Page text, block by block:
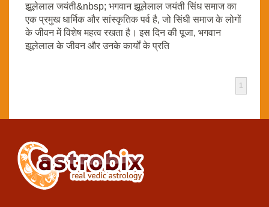
झूलेलाल जयंती&nbsp; भगवान झूलेलाल जयंती सिंध समाज का
एक प्रमुख धार्मिक और सांस्कृतिक पर्व है, जो सिंधी समाज के लोगों
के जीवन में विशेष महत्व रखता है। इस दिन की पूजा, भगवान
झूलेलाल के जीवन और उनके कार्यों के प्रति
1